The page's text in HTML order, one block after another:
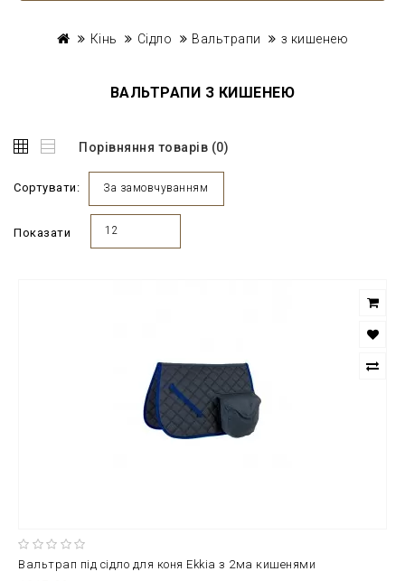
Кінь Сідло Вальтрапи з кишенею
ВАЛЬТРАПИ З КИШЕНЕЮ
Порівняння товарів (0)
Сортувати: За замовчуванням
Показати 12
Вальтрап під сідло для коня Ekkia з 2ма кишенями